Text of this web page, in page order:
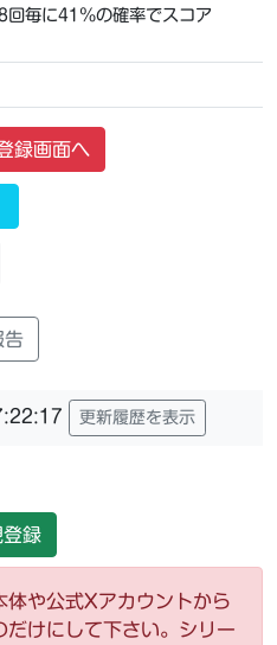
毎に41％の確率でスコア
録画面へ
告
更新履歴を表示
登録
体や公式Xアカウントから
けにして下さい。シリー